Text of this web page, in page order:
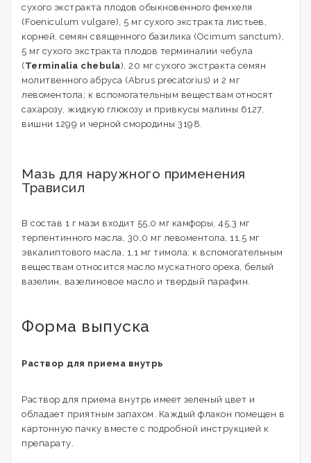
сухого экстракта плодов обыкновенного фенхеля
(Foeniculum vulgare), 5 мг сухого экстракта листьев,
корней, семян священного базилика (Ocimum sanctum),
5 мг сухого экстракта плодов терминалии чебула
(Terminalia chebula), 20 мг сухого экстракта семян
молитвенного абруса (Abrus precatorius) и 2 мг
левоментола; к вспомогательным веществам относят
сахарозу, жидкую глюкозу и привкусы малины 6127,
вишни 1299 и черной смородины 3198.
Мазь для наружного применения
Трависил
В состав 1 г мази входит 55,0 мг камфоры, 45,3 мг
терпентинного масла, 30,0 мг левоментола, 11,5 мг
эвкалиптового масла, 1,1 мг тимола; к вспомогательным
веществам относится масло мускатного ореха, белый
вазелин, вазелиновое масло и твердый парафин.
Форма выпуска
Раствор для приема внутрь
Раствор для приема внутрь имеет зеленый цвет и
обладает приятным запахом. Каждый флакон помещен в
картонную пачку вместе с подробной инструкцией к
препарату.